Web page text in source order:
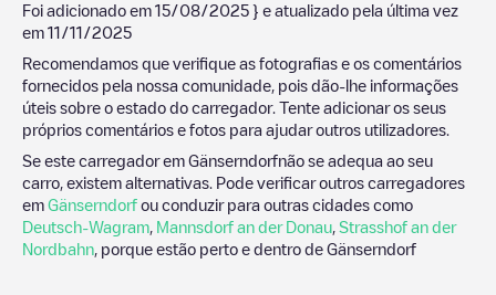
Foi adicionado em 15/08/2025 } e atualizado pela última vez
em 11/11/2025
Recomendamos que verifique as fotografias e os comentários
fornecidos pela nossa comunidade, pois dão-lhe informações
úteis sobre o estado do carregador. Tente adicionar os seus
próprios comentários e fotos para ajudar outros utilizadores.
Se este carregador em Gänserndorfnão se adequa ao seu
carro, existem alternativas. Pode verificar outros carregadores
em Gänserndorf ou conduzir para outras cidades como
Deutsch-Wagram Mannsdorf an der Donau Strasshof an der
Nordbahn , porque estão perto e dentro de Gänserndorf